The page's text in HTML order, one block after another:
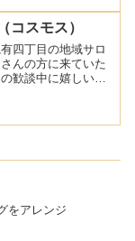
。ラジオ体操は座
うにな...
コスモス）
四丁目の地域サロ
んの方に来ていた
歓談中に嬉しい報
をアレンジ